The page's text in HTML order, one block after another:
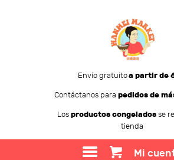
Envío gratuitoa partir de
Contáctanos parapedidos de
Losproductos congeladosse
tienda
Mi
WANMEI MARKET
SOBRE WANMEI